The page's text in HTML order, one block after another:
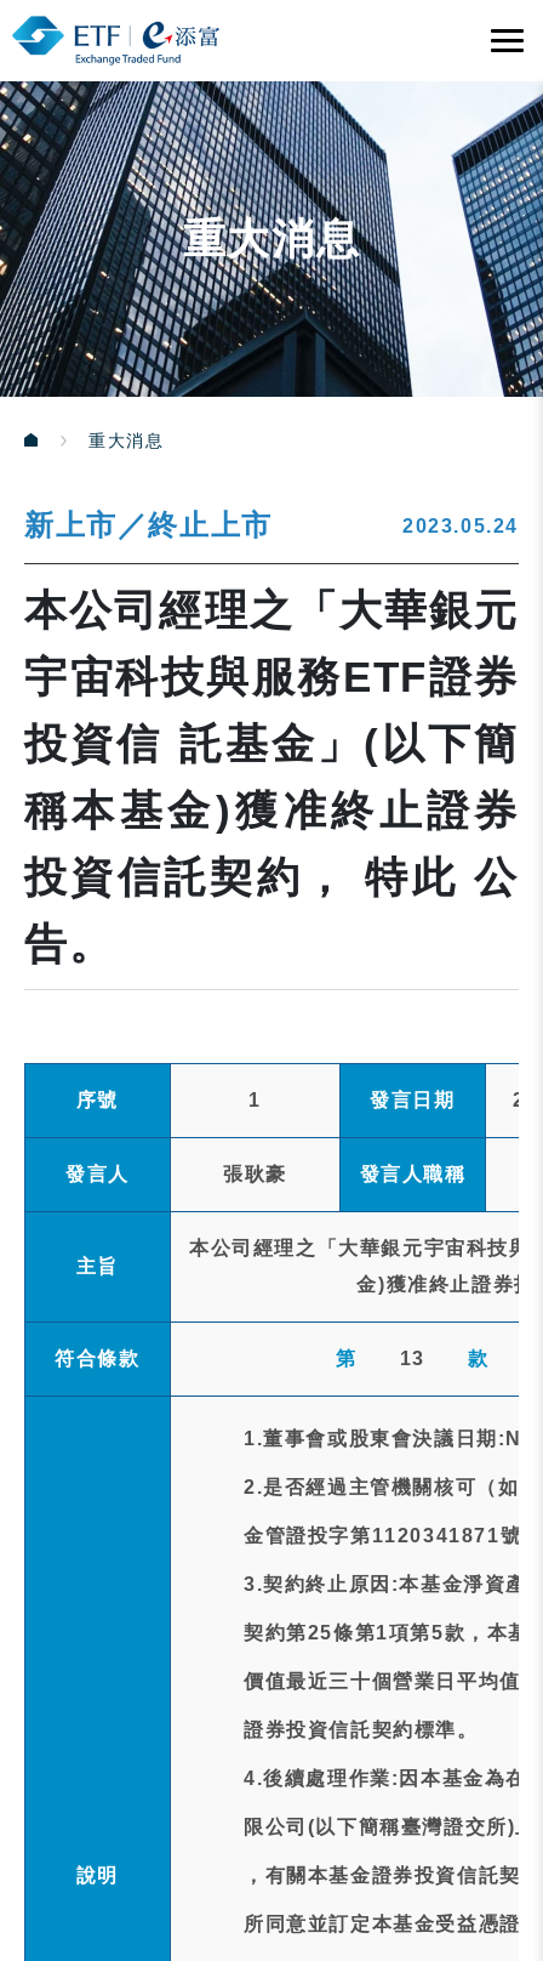
重大消息
重大消息
新上市／終止上市 2023.05.24
本公司經理之「大華銀元
宇宙科技與服務ETF證券
投資信 託基金」(以下簡
稱本基金)獲准終止證券
投資信託契約， 特此 公
告。
序號 1 發言日期
發言人 張耿豪 發言人職稱
主旨
本公司經理之「大華銀元宇宙科技
金)獲准終止證券
符合條款 第 13 款
說明
1.董事會或股東會決議日期:NA
2.是否經過主管機關核可（如
金管證投字第1120341871號函
3.契約終止原因:本基金淨資產
契約第25條第1項第5款，本基
價值最近三十個營業日平均值
證券投資信託契約標準。
4.後續處理作業:因本基金為在
限公司(以下簡稱臺灣證交所)
，有關本基金證券投資信託契
所同意並訂定本基金受益憑證